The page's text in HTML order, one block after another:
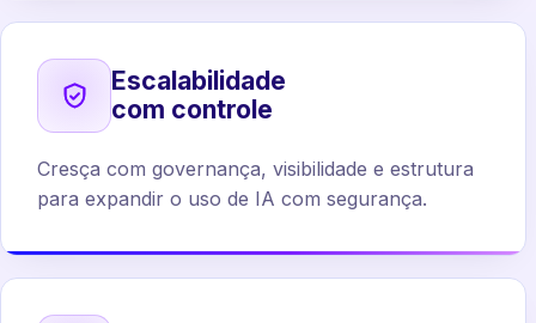
Escalabilidade
com controle
Cresça com governança, visibilidade e estrutura
para expandir o uso de IA com segurança.